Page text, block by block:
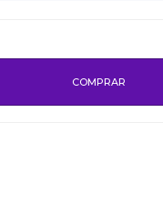
COMPRAR